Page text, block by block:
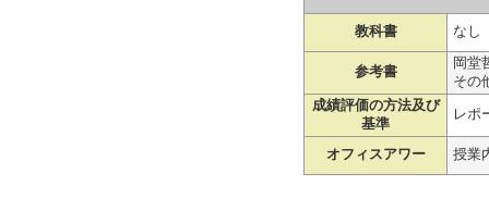
教科書 なし
参考書
岡堂
その
成績評価の方法及び
基準
レポ
オフィスアワー 授業